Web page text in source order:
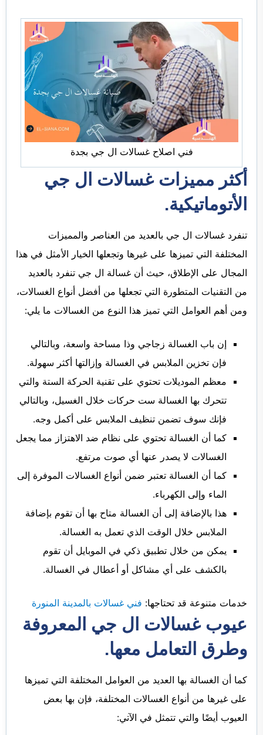
فني اصلاح غسالات ال جي بجدة
أكثر مميزات غسالات ال جي
الأتوماتيكية.
تنفرد غسالات ال جي بالعديد من العناصر والمميزات
المختلفة التي تميزها على غيرها وتجعلها الخيار الأمثل في هذا
المجال على الإطلاق، حيث أن غسالة ال جي تنفرد بالعديد
من التقنيات المتطورة التي تجعلها من أفضل أنواع الغسالات،
ومن أهم العوامل التي تميز هذا النوع من الغسالات ما يلي:
إن باب الغسالة زجاجي وذا مساحة واسعة، وبالتالي
فإن تخزين الملابس في الغسالة وإزالتها أكثر سهولة.
معظم الموديلات تحتوي على تقنية الحركة الستة والتي
تتحرك بها الغسالة ست حركات خلال الغسيل، وبالتالي
فإنك سوف تضمن تنظيف الملابس على أكمل وجه.
كما أن الغسالة تحتوي على نظام ضد الاهتزاز مما يجعل
الغسالات لا يصدر عنها أي صوت مرتفع.
كما أن الغسالة تعتبر ضمن أنواع الغسالات الموفرة إلى
الماء وإلى الكهرباء.
هذا بالإضافة إلى أن الغسالة متاح بها أن تقوم بإضافة
الملابس خلال الوقت الذي تعمل به الغسالة.
يمكن من خلال تطبيق ذكي في الموبايل أن تقوم
بالكشف على أي مشاكل أو أعطال في الغسالة.
خدمات متنوعة قد تحتاجها: فني غسالات بالمدينة المنورة
عيوب غسالات ال جي المعروفة
وطرق التعامل معها.
كما أن الغسالة بها العديد من العوامل المختلفة التي تميزها
على غيرها من أنواع الغسالات المختلفة، فإن بها بعض
العيوب أيضًا والتي تتمثل في الآتي: